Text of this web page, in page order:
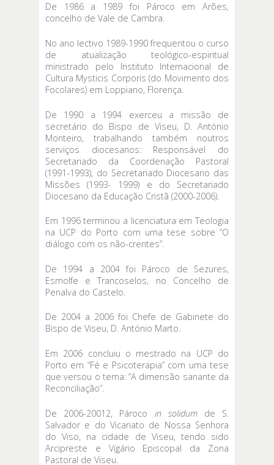
De 1986 a 1989 foi Pároco em Arões,
concelho de Vale de Cambra.
No ano lectivo 1989-1990 frequentou o curso
de atualização teológico-espiritual
ministrado pelo Instituto Internacional de
Cultura Mysticis Corporis (do Movimento dos
Focolares) em Loppiano, Florença.
De 1990 a 1994 exerceu a missão de
secretário do Bispo de Viseu, D. António
Monteiro, trabalhando também noutros
serviços diocesanos: Responsável do
Secretariado da Coordenação Pastoral
(1991-1993), do Secretariado Diocesano das
Missões (1993- 1999) e do Secretariado
Diocesano da Educação Cristã (2000-2006).
Em 1996 terminou a licenciatura em Teologia
na UCP do Porto com uma tese sobre “O
diálogo com os não-crentes”.
De 1994 a 2004 foi Pároco de Sezures,
Esmolfe e Trancoselos, no Concelho de
Penalva do Castelo.
De 2004 a 2006 foi Chefe de Gabinete do
Bispo de Viseu, D. António Marto.
Em 2006 concluiu o mestrado na UCP do
Porto em “Fé e Psicoterapia” com uma tese
que versou o tema: “A dimensão sanante da
Reconciliação”.
De 2006-20012, Pároco in solidumde S.
Salvador e do Vicariato de Nossa Senhora
do Viso, na cidade de Viseu, tendo sido
Arcipreste e Vigário Episcopal da Zona
Pastoral de Viseu.